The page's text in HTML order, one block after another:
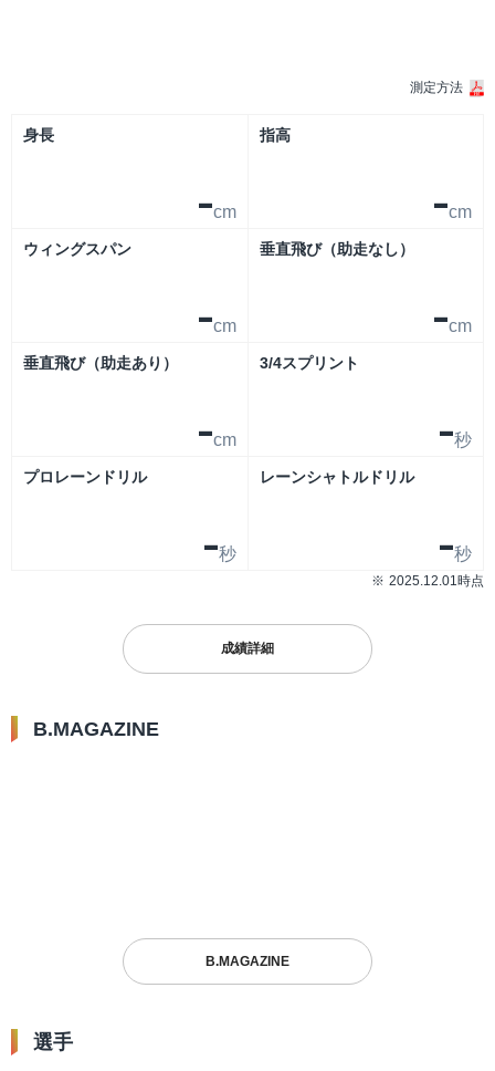
測定方法
身長
-cm
指高
-cm
ウィングスパン
-cm
垂直飛び（助走なし）
-cm
垂直飛び（助走あり）
-cm
3/4スプリント
-秒
プロレーンドリル
-秒
レーンシャトルドリル
-秒
2025.12.01時点
成績詳細
B.MAGAZINE
B.MAGAZINE
選手